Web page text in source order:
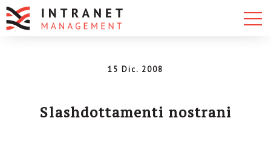
15 Dic. 2008
Slashdottamenti nostrani